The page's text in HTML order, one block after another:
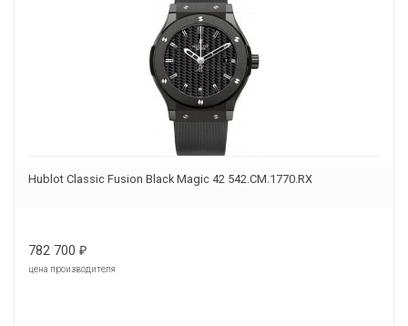
Hublot Classic Fusion Black Magic 42 542.CM.1770.RX
782 700 ₽
цена производителя